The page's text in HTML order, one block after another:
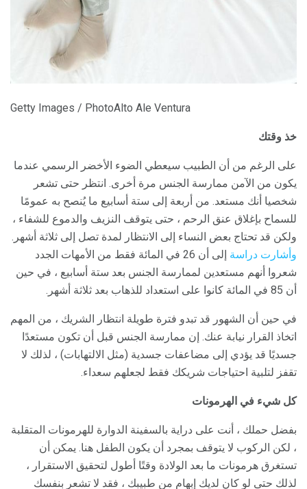
Getty Images / PhotoAlto Ale Ventura
خذ وقتك
على الرغم من أن الطبيب سيعطي الضوء الأخضر الرسمي عندما
يكون من الآمن ممارسة الجنس مرة أخرى. انتظر حتى تشعر
شخصيا أنك مستعد. من أربعة إلى ستة أسابيع ما يُنصح به عمومًا
للسماح بإغلاق عنق الرحم ، حتى يتوقف النزيف والدموع للشفاء ،
ولكن قد تحتاج بعض النساء إلى الانتظار لمدة تصل إلى ثلاثة أشهر.
وأشارت دراسة
إلى أن 26 في المائة فقط من الأمهات الجدد
شعروا أنهم مستعدين لممارسة الجنس بعد ستة أسابيع ، في حين
أن 85 في المائة كانوا على استعداد للذهاب بعد ثلاثة أشهر.
في حين أن الشهور قد تبدو فترة طويلة انتظار الشريك ، من المهم
اتخاذ القرار نيابة عنك. إن ممارسة الجنس قبل أن تكون مستعدًا
جسديًا قد يؤدي إلى مضاعفات جسدية (مثل الالتهابات) ، لذلك لا
تقفز لتلبية احتياجات شريكك فقط لجعلهم سعداء.
كل شيء في الهرمونات
بفضل حملك ، أنت على دراية بالسفينة الدوارة للهرمونات المتقلبة
، لكن الركوب لا يتوقف بمجرد أن يكون الطفل هنا. يمكن أن
تستغرق هرمونات ما بعد الولادة وقتًا أطول لتحقيق الاستقرار ،
لذلك حتى لو كان لديك إبهام من طبيبك ، فقد لا تشعر بنفسك